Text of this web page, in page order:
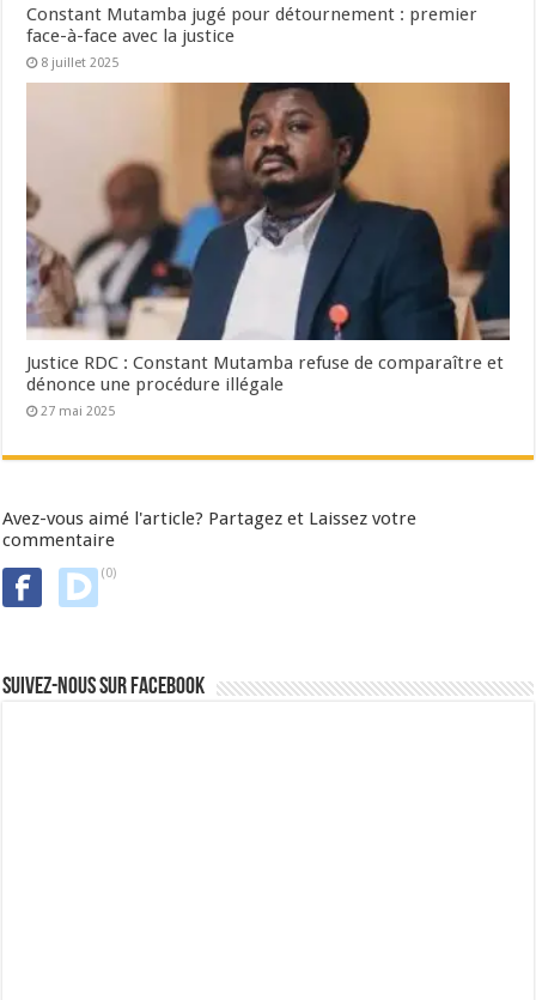
Constant Mutamba jugé pour détournement : premier
face-à-face avec la justice
8 juillet 2025
Justice RDC : Constant Mutamba refuse de comparaître et
dénonce une procédure illégale
27 mai 2025
Avez-vous aimé l'article? Partagez et Laissez votre
commentaire
(0)
Suivez-nous sur Facebook